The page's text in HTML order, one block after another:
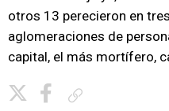
otros 13 perecieron en
aglomeraciones de
capital, el más mortífero,